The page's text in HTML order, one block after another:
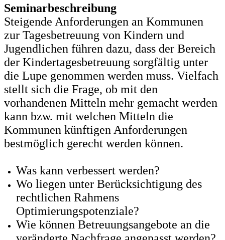
Seminarbeschreibung
Steigende Anforderungen an Kommunen
zur Tagesbetreuung von Kindern und
Jugendlichen führen dazu, dass der Bereich
der Kindertagesbetreuung sorgfältig unter
die Lupe genommen werden muss. Vielfach
stellt sich die Frage, ob mit den
vorhandenen Mitteln mehr gemacht werden
kann bzw. mit welchen Mitteln die
Kommunen künftigen Anforderungen
bestmöglich gerecht werden können.
Was kann verbessert werden?
Wo liegen unter Berücksichtigung des
rechtlichen Rahmens
Optimierungspotenziale?
Wie können Betreuungsangebote an die